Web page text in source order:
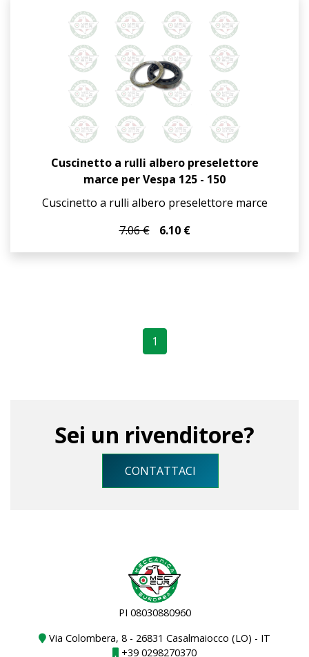
Cuscinetto a rulli albero preselettore
marce per Vespa 125 - 150
Cuscinetto a rulli albero preselettore marce
7.06 €
6.10 €
1
Sei un rivenditore?
CONTATTACI
PI 08030880960
Via Colombera, 8 - 26831 Casalmaiocco (LO) - IT
+39 0298270370